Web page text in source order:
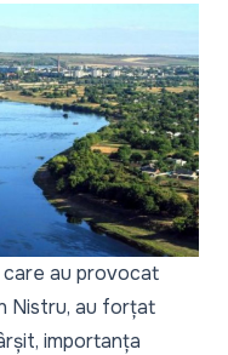
care au provocat
Nistru, au forțat
importanța